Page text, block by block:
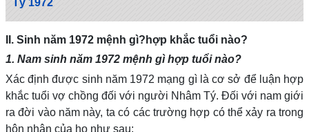
Tý 1972
II. Sinh năm 1972 mệnh gì?hợp khắc tuổi nào?
1. Nam sinh năm 1972 mệnh gì hợp tuổi nào?
Xác định được sinh năm 1972 mạng gì là cơ sở để luận hợp
khắc tuổi vợ chồng đối với người Nhâm Tý. Đối với nam giới
ra đời vào năm này, ta có các trường hợp có thể xảy ra trong
hôn nhân của họ như sau: